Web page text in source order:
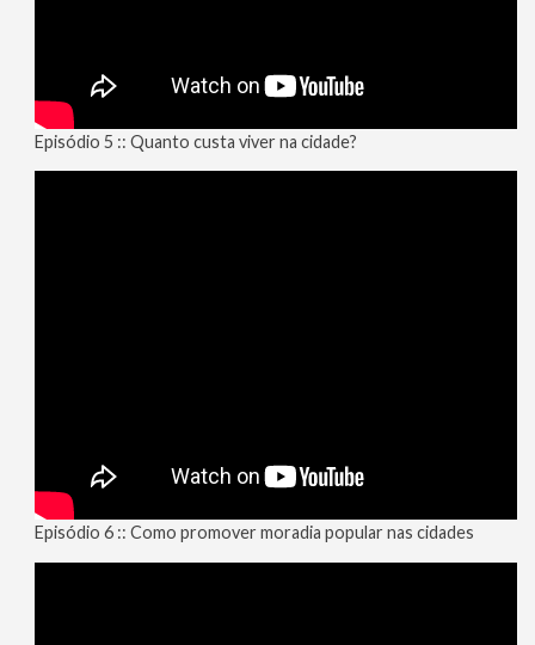
Episódio 5 :: Quanto custa viver na cidade?
Episódio 6 :: Como promover moradia popular nas cidades